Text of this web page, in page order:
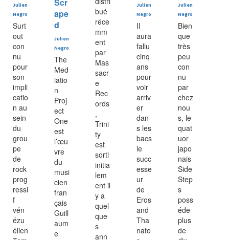
Julien
Negro
Surt
out
con
nu
pour
son
impli
catio
n au
sein
du
grou
pe
de
rock
prog
ressi
f
vén
ézu
élien
Scr
ape
d
Julien
Negro
The
Med
iatio
n
Proj
ect
One
est
l’œu
vre
du
musi
cien
fran
çais
Guill
aum
e
bué
réce
mm
ent
par
Mas
sacr
e
Rec
ords
,
Trini
ty
est
sorti
initia
lem
ent il
y a
quel
que
s
ann
Julien
Negro
Il
aura
fallu
cinq
ans
pour
voir
arriv
er
dan
s les
bacs
le
succ
esse
ur
de
Eros
and
Tha
nato
Julien
Negro
Bien
que
très
peu
con
nu
par
chez
nou
s, le
quat
uor
japo
nais
Side
Step
s
poss
éde
plus
de